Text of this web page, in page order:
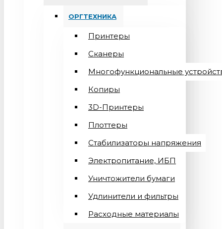
ОРГТЕХНИКА
Принтеры
Сканеры
Многофункциональные
Копиры
3D-Принтеры
Плоттеры
Стабилизаторы напряжения
Электропитание, ИБП
Уничтожители бумаги
Удлинители и фильтры
Расходные материалы